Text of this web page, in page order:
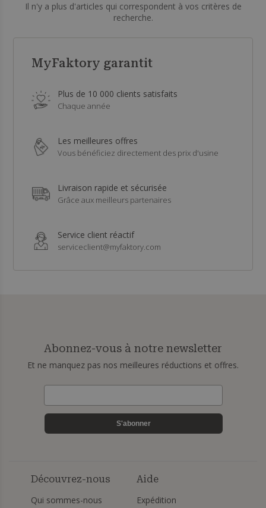
Il n'y a plus d'articles qui correspondent à vos critères de
recherche.
MyFaktory garantit
Plus de 10 000 clients satisfaits
Chaque année
Les meilleures offres
Vous bénéficiez directement des prix d'usine
Livraison rapide et sécurisée
Grâce aux meilleurs partenaires
Service client réactif
serviceclient@myfaktory.com
Abonnez-vous à notre newsletter
Et ne manquez pas nos meilleures réductions et offres.
S'abonner
Découvrez-nous
Qui sommes-nous
Aide
Expédition